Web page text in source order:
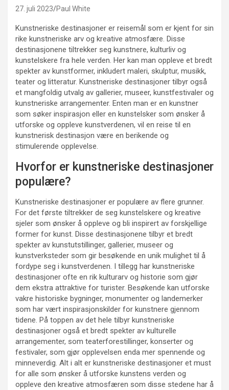
27. juli 2023 Paul White
Kunstneriske destinasjoner er reisemål som er kjent for sin
rike kunstneriske arv og kreative atmosfære. Disse
destinasjonene tiltrekker seg kunstnere, kulturliv og
kunstelskere fra hele verden. Her kan man oppleve et bredt
spekter av kunstformer, inkludert maleri, skulptur, musikk,
teater og litteratur. Kunstneriske destinasjoner tilbyr også
et mangfoldig utvalg av gallerier, museer, kunstfestivaler og
kunstneriske arrangementer. Enten man er en kunstner
som søker inspirasjon eller en kunstelsker som ønsker å
utforske og oppleve kunstverdenen, vil en reise til en
kunstnerisk destinasjon være en berikende og
stimulerende opplevelse.
Hvorfor er kunstneriske destinasjoner
populære?
Kunstneriske destinasjoner er populære av flere grunner.
For det første tiltrekker de seg kunstelskere og kreative
sjeler som ønsker å oppleve og bli inspirert av forskjellige
former for kunst. Disse destinasjonene tilbyr et bredt
spekter av kunstutstillinger, gallerier, museer og
kunstverksteder som gir besøkende en unik mulighet til å
fordype seg i kunstverdenen. I tillegg har kunstneriske
destinasjoner ofte en rik kulturarv og historie som gjør
dem ekstra attraktive for turister. Besøkende kan utforske
vakre historiske bygninger, monumenter og landemerker
som har vært inspirasjonskilder for kunstnere gjennom
tidene. På toppen av det hele tilbyr kunstneriske
destinasjoner også et bredt spekter av kulturelle
arrangementer, som teaterforestillinger, konserter og
festivaler, som gjør opplevelsen enda mer spennende og
minneverdig. Alt i alt er kunstneriske destinasjoner et must
for alle som ønsker å utforske kunstens verden og
oppleve den kreative atmosfæren som disse stedene har å